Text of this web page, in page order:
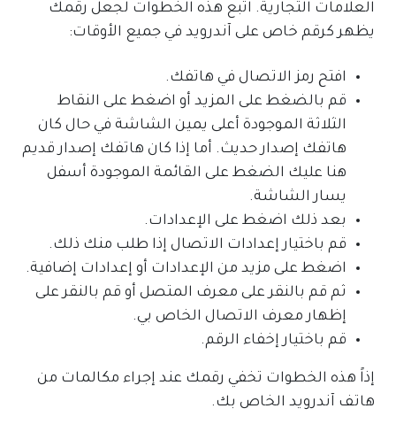
العلامات التجارية. اتبع هذه الخطوات لجعل رقمك
يظهر كرقم خاص على آندرويد في جميع الأوقات:
افتح رمز الاتصال في هاتفك.
قم بالضغط على المزيد أو اضغط على النقاط
الثلاثة الموجودة أعلى يمين الشاشة في حال كان
هاتفك إصدار حديث. أما إذا كان هاتفك إصدار قديم
هنا عليك الضغط على القائمة الموجودة أسفل
يسار الشاشة.
بعد ذلك اضغط على الإعدادات.
قم باختيار إعدادات الاتصال إذا طلب منك ذلك.
اضغط على مزيد من الإعدادات أو إعدادات إضافية.
ثم قم بالنقر على معرف المتصل أو قم بالنقر على
إظهار معرف الاتصال الخاص بي.
قم باختيار إخفاء الرقم.
إذاً هذه الخطوات تخفي رقمك عند إجراء مكالمات من
هاتف آندرويد الخاص بك.